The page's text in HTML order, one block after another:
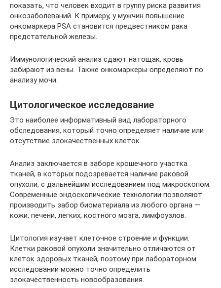
показать, что человек входит в группу риска развития
онкозаболеваний. К примеру, у мужчин повышение
онкомаркера PSA становится предвестником рака
предстательной железы.
Иммунологический анализ сдают натощак, кровь
забирают из вены. Также онкомаркеры определяют по
анализу мочи.
Цитологическое исследование
Это наиболее информативный вид лабораторного
обследования, который точно определяет наличие или
отсутствие злокачественных клеток.
Анализ заключается в заборе крошечного участка
тканей, в которых подозревается наличие раковой
опухоли, с дальнейшим исследованием под микроскопом.
Современные эндоскопические технологии позволяют
производить забор биоматериала из любого органа —
кожи, печени, легких, костного мозга, лимфоузлов.
Цитология изучает клеточное строение и функции.
Клетки раковой опухоли значительно отличаются от
клеток здоровых тканей, поэтому при лабораторном
исследовании можно точно определить
злокачественность новообразования.